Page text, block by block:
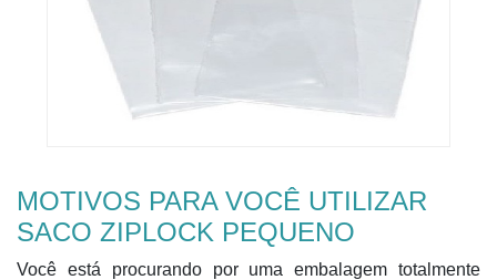
MOTIVOS PARA VOCÊ UTILIZAR
SACO ZIPLOCK PEQUENO
Você está procurando por uma embalagem totalmente